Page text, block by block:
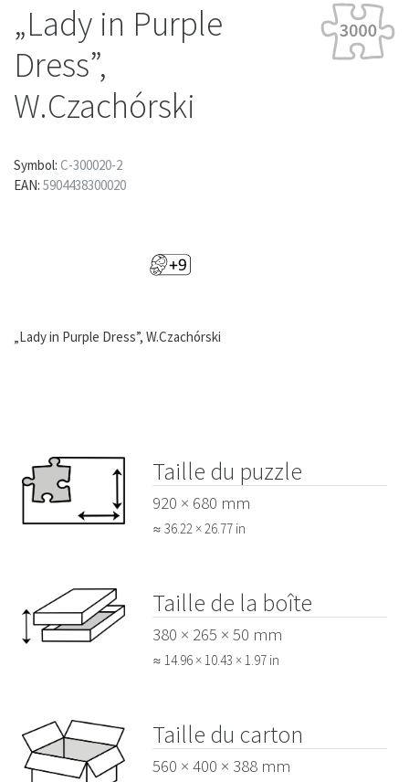
„Lady in Purple
Dress”,
W.Czachórski
Symbol: C-300020-2
EAN: 5904438300020
„Lady in Purple Dress”, W.Czachórski
Taille du puzzle
920 × 680 mm
≈ 36.22 × 26.77 in
Taille de la boîte
380 × 265 × 50 mm
≈ 14.96 × 10.43 × 1.97 in
Taille du carton
560 × 400 × 388 mm